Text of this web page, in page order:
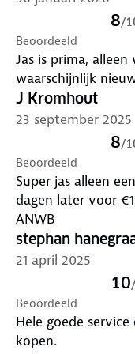
Buitenstof: 100%
Voering: 100%
Model is 1m84 en
8/
Beoordeeld
Jas is prima,
waarschijnlijk
J Kromhout
23 september 2025
8/
Beoordeeld
Super jas alleen
dagen later voor
ANWB
stephan
21 april 2025
10/
Beoordeeld
Hele goede
kopen.